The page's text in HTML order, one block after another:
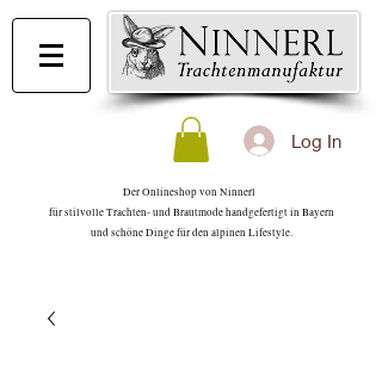
Log In
Der Onlineshop von Ninnerl
für stilvolle Trachten- und Brautmode handgefertigt in Bayern
und schöne Dinge für den alpinen Lifestyle.